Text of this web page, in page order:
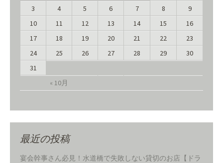
« 10月
3
4 5 6 7 8
9
10
11 12 13 14 15
16
17
18 19 20 21 22
23
24
25 26 27 28 29
30
31
最近の投稿
宴会幹事さん必見！水道橋で失敗しない貸切のお店【ドラ